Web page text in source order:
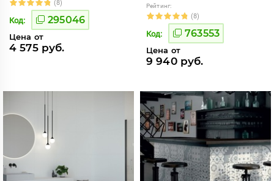
(8)
Код: 295046
Цена от
4 575 руб.
Рейтинг:
(8)
Код: 763553
Цена от
9 940 руб.